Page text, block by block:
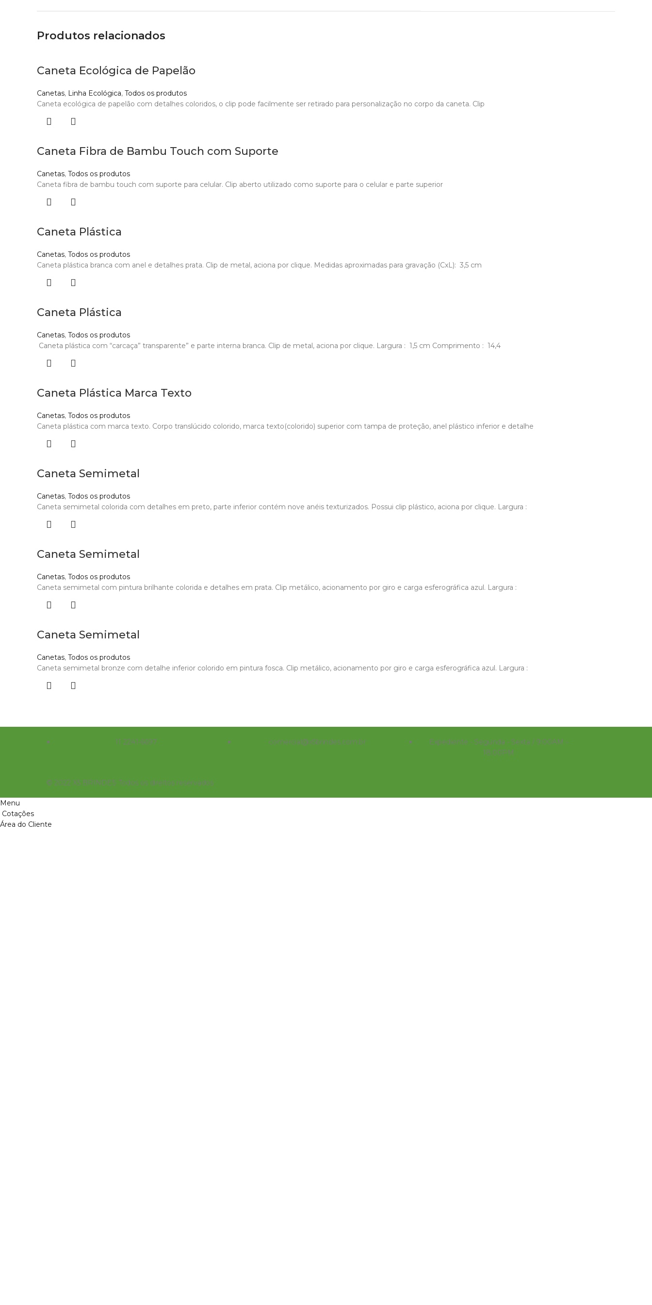
Produtos relacionados
Caneta Ecológica de Papelão
Canetas, Linha Ecológica, Todos os produtos
Caneta ecológica de papelão com detalhes coloridos, o clip pode facilmente ser retirado para personalização no corpo da caneta. Clip
Caneta Fibra de Bambu Touch com Suporte
Canetas, Todos os produtos
Caneta fibra de bambu touch com suporte para celular. Clip aberto utilizado como suporte para o celular e parte superior
Caneta Plástica
Canetas, Todos os produtos
Caneta plástica branca com anel e detalhes prata. Clip de metal, aciona por clique. Medidas aproximadas para gravação (CxL): 3,5 cm
Caneta Plástica
Canetas, Todos os produtos
Caneta plástica com “carcaça” transparente” e parte interna branca. Clip de metal, aciona por clique. Largura : 1,5 cm Comprimento : 14,4
Caneta Plástica Marca Texto
Canetas, Todos os produtos
Caneta plástica com marca texto. Corpo translúcido colorido, marca texto(colorido) superior com tampa de proteção, anel plástico inferior e detalhe
Caneta Semimetal
Canetas, Todos os produtos
Caneta semimetal colorida com detalhes em preto, parte inferior contém nove anéis texturizados. Possui clip plástico, aciona por clique. Largura :
Caneta Semimetal
Canetas, Todos os produtos
Caneta semimetal com pintura brilhante colorida e detalhes em prata. Clip metálico, acionamento por giro e carga esferográfica azul. Largura :
Caneta Semimetal
Canetas, Todos os produtos
Caneta semimetal bronze com detalhe inferior colorido em pintura fosca. Clip metálico, acionamento por giro e carga esferográfica azul. Largura :
11 2241-6697 comercial@x5brindes.com.br
Expediente - Segunda - Sexta / 9:00AM -
18:00PM
© 2022 X5 BRINDES Todos os direitos reservados
Menu
Cotações
Área do Cliente